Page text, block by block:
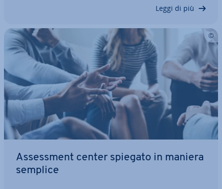
Leggi di più
As­sess­ment center spiegato in maniera
semplice